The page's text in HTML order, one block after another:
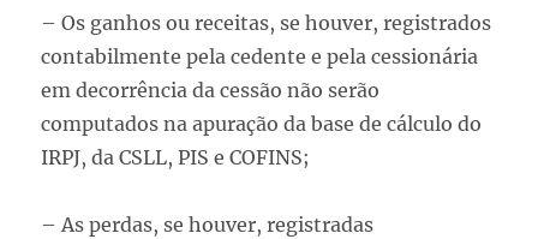
– Os ganhos ou receitas, se houver, registrados
contabilmente pela cedente e pela cessionária
em decorrência da cessão não serão
computados na apuração da base de cálculo do
IRPJ, da CSLL, PIS e COFINS;
– As perdas, se houver, registradas